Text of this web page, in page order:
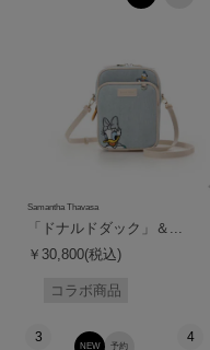
Samantha Thavasa
「ドナルドダック」＆...
￥30,800(税込)
コラボ商品
3
予約
NEW
4